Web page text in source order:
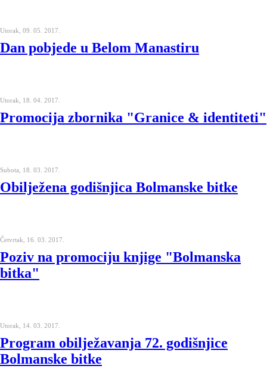
Utorak, 09. 05. 2017.
Dan pobjede u Belom Manastiru
Utorak, 18. 04. 2017.
Promocija zbornika "Granice & identiteti"
Subota, 18. 03. 2017.
Obilježena godišnjica Bolmanske bitke
Četvrtak, 16. 03. 2017.
Poziv na promociju knjige "Bolmanska
bitka"
Utorak, 14. 03. 2017.
Program obilježavanja 72. godišnjice
Bolmanske bitke